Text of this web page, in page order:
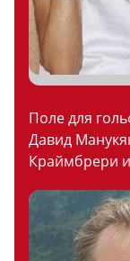
Поле для
Давид
Краймбрери